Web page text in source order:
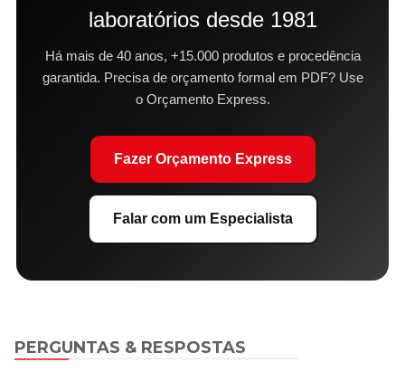
laboratórios desde 1981
Há mais de 40 anos, +15.000 produtos e procedência
garantida. Precisa de orçamento formal em PDF? Use
o Orçamento Express.
Fazer Orçamento Express
Falar com um Especialista
PERGUNTAS & RESPOSTAS